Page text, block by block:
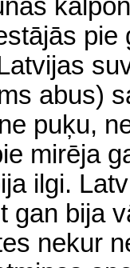
pie
abus)
puķu,
mirēja
ilgi.
gan bija
nekur